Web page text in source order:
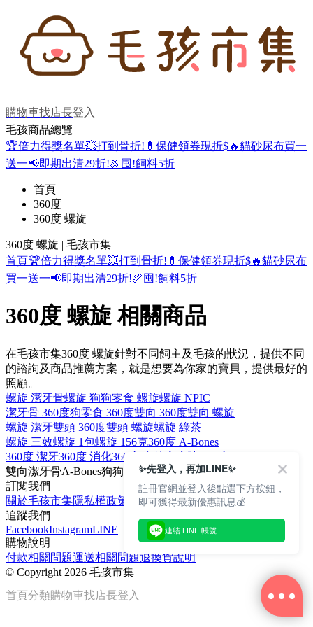
購物車找店長登入
毛孩商品總覽
🏆倍力得獎名單💥打到骨折! 💊保健領券現折$🔥貓砂尿布買一
送一📢即期出清29折!🍖囤!飼料5折
首頁
360度
360度 螺旋
360度 螺旋 | 毛孩市集
首頁🏆倍力得獎名單💥打到骨折! 💊保健領券現折$🔥貓砂尿布
買一送一📢即期出清29折!🍖囤!飼料5折
360度 螺旋 相關商品
在毛孩市集360度 螺旋針對不同飼主及毛孩的狀況，提供不同
的諮詢及商品推薦方案，就是想要為你家的寶貝，提供最好的
照顧。
螺旋 潔牙骨螺旋 狗狗零食 螺旋螺旋 NPIC
潔牙骨 360度狗零食 360度雙向 360度雙向 螺旋
螺旋 潔牙雙頭 360度雙頭 螺旋螺旋 綠茶
螺旋 三效螺旋 1包螺旋 156克360度 A-Bones
360度 潔牙360度 消化360度 多效
雙向潔牙骨A-Bones狗狗零食
訂閱我們
關於毛孩市集隱私權政策
文章
追蹤我們
FacebookInstagramLINE
購物說明
付款相關問題運送相關問題退換貨說明
© Copyright 2026 毛孩市集
首頁分類購物車找店長登入
✨先登入，再加LINE✨
註冊官網並登入後點選下方按鈕，
即可獲得最新優惠訊息💰
連結 LINE 帳號